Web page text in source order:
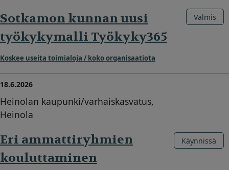
Sotkamon kunnan uusi
työkykymalli Työkyky365
Koskee useita toimialoja / koko organisaatiota
Valmis
18.6.2026
Heinolan kaupunki/varhaiskasvatus,
Heinola
Eri ammattiryhmien
kouluttaminen
Käynnissä